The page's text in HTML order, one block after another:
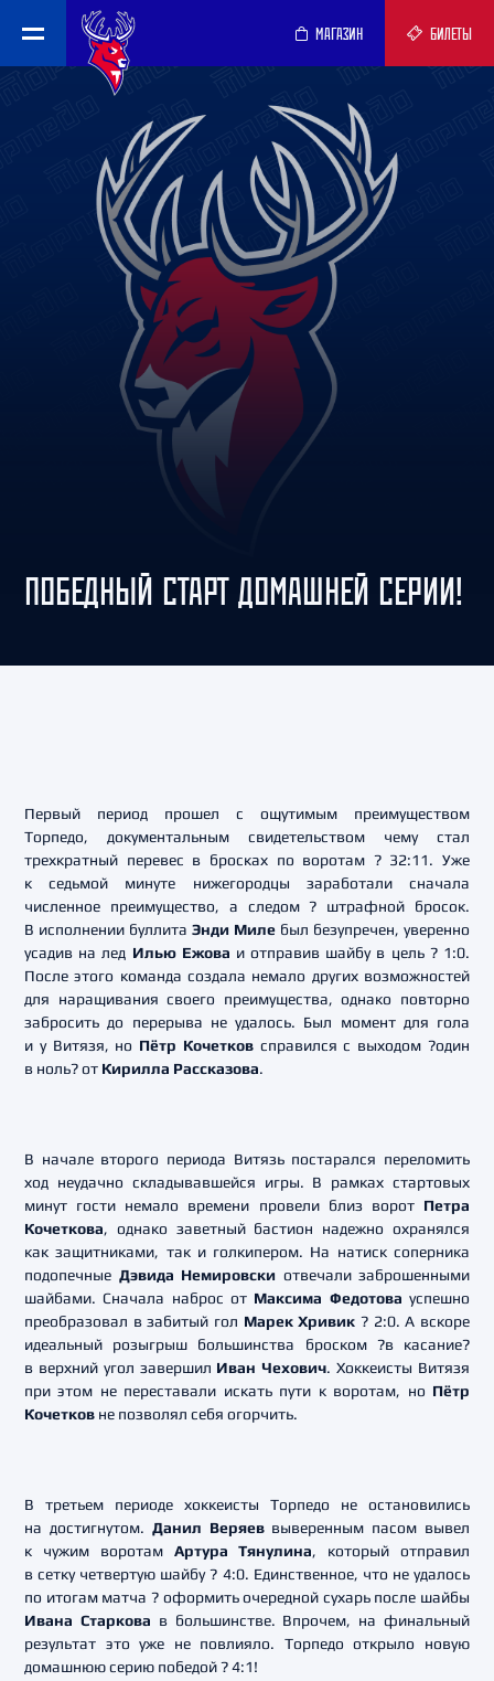
МАГАЗИН БИЛЕТЫ
ПОБЕДНЫЙ СТАРТ ДОМАШНЕЙ СЕРИИ!
Первый период прошел с ощутимым преимуществом
Торпедо, документальным свидетельством чему стал
трехкратный перевес в бросках по воротам ? 32:11. Уже
к седьмой минуте нижегородцы заработали сначала
численное преимущество, а следом ? штрафной бросок.
В исполнении буллита Энди Миле был безупречен, уверенно
усадив на лед Илью Ежова и отправив шайбу в цель ? 1:0.
После этого команда создала немало других возможностей
для наращивания своего преимущества, однако повторно
забросить до перерыва не удалось. Был момент для гола
и у Витязя, но Пётр Кочетков справился с выходом ?один
в ноль? от Кирилла Рассказова.
В начале второго периода Витязь постарался переломить
ход неудачно складывавшейся игры. В рамках стартовых
минут гости немало времени провели близ ворот Петра
Кочеткова, однако заветный бастион надежно охранялся
как защитниками, так и голкипером. На натиск соперника
подопечные Дэвида Немировски отвечали заброшенными
шайбами. Сначала наброс от Максима Федотовауспешно
преобразовал в забитый гол Марек Хривик ? 2:0. А вскоре
идеальный розыгрыш большинства броском ?в касание?
в верхний угол завершил Иван Чехович. Хоккеисты Витязя
при этом не переставали искать пути к воротам, но Пётр
Кочетков не позволял себя огорчить.
В третьем периоде хоккеисты Торпедо не остановились
на достигнутом. Данил Веряеввыверенным пасом вывел
к чужим воротам Артура Тянулина, который отправил
в сетку четвертую шайбу ? 4:0. Единственное, что не удалось
по итогам матча ? оформить очередной сухарь после шайбы
Ивана Старкова в большинстве. Впрочем, на финальный
результат это уже не повлияло. Торпедо открыло новую
домашнюю серию победой ? 4:1!